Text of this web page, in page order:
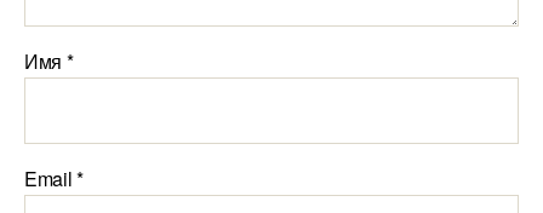
Имя *
Email*